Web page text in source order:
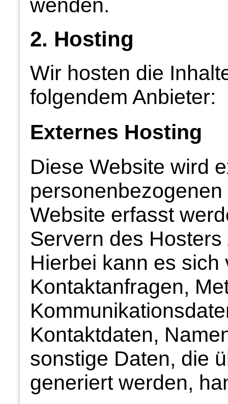
wenden.
2. Hosting
Wir hosten die
folgendem Anbieter:
Externes Hosting
Diese Website wird
Website erfasst
Servern des
Hierbei kann es sich
Kontaktanfragen,
Kontaktdaten,
sonstige Daten, die
generiert werden,